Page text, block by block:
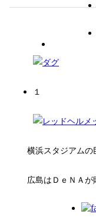
１
横浜スタジアムの
広島はＤｅＮＡが